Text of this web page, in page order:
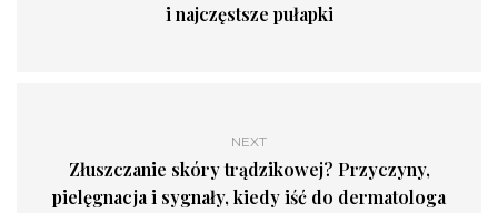
i najczęstsze pułapki
NEXT
Złuszczanie skóry trądzikowej? Przyczyny,
pielęgnacja i sygnały, kiedy iść do dermatologa